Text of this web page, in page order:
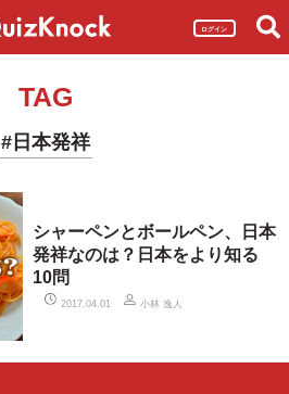
ログイン
TAG
#日本発祥
シャーペンとボールペン、日本
発祥なのは？日本をより知る
10問
2017.04.01 小林 逸人